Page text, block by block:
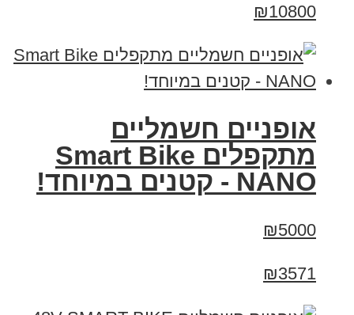
₪10800
אופניים חשמליים
מתקפלים Smart Bike
NANO - קטנים במיוחד!
₪5000
₪3571